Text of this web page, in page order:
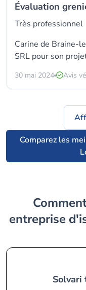
Évaluation
Très professionnel
Carine de Braine-
SRL pour son
30 mai 2024 Avis
Comparez les
Comment trouver le meilleur
entreprise